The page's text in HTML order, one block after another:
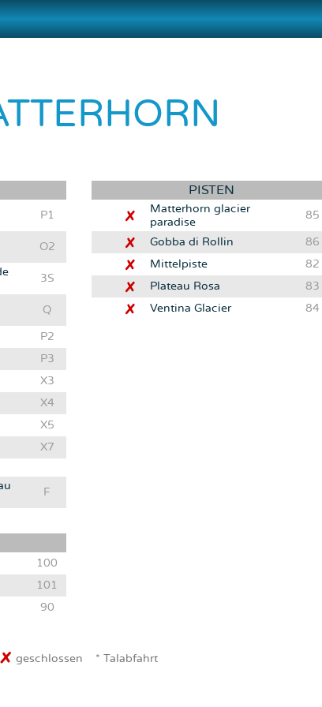
P1
O2
3S
Q
P2
P3
X3
X4
X5
X7
F
100
101
90
PISTEN
Matterhorn glacier
paradise
85
Gobba di Rollin
86
Mittelpiste
82
Plateau Rosa
83
Ventina Glacier
84
geschlossen * Talabfahrt